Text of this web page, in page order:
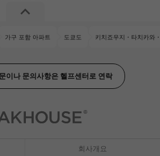
가구 포함 아파트 도쿄도 키치죠우지・타치카와
이나 문의사항은 헬프센터로 연락
회사개요